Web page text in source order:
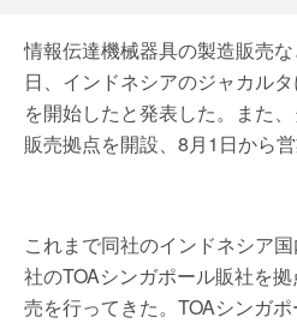
情報伝達機械器具の製造販売
日、インドネシアのジャカル
を開始したと発表した。また
販売拠点を開設、8月1日から営
これまで同社のインドネシア
社のTOAシンガポール販社を
売を行ってきた。TOAシンガ